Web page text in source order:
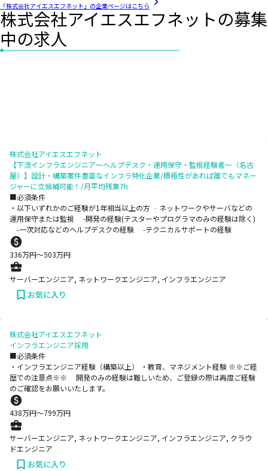
「株式会社アイエスエフネット」の企業ページはこちら
株式会社アイエスエフネットの募集
中の求人
株式会社アイエスエフネット
【下流インフラエンジニア～ヘルプデスク・運用保守・監視経験者～（名古
屋）】設計・構築案件豊富なインフラ特化企業/積極性があれば誰でもマネー
ジャーに立候補可能！/月平均残業7h
■必須条件
・以下いずれかのご経験が1年相当以上の方 ‐ネットワークやサーバなどの
運用保守または監視 -開発の経験(テスターやプログラマのみの経験は除く)
-一次対応などのヘルプデスクの経験 -テクニカルサポートの経験
336万円〜503万円
サーバーエンジニア, ネットワークエンジニア, インフラエンジニア
お気に入り
株式会社アイエスエフネット
インフラエンジニア採用
■必須条件
・インフラエンジニア経験（構築以上） ・教育、マネジメント経験 ※※ご経
歴での注意点※※ 開発のみの経験は難しいため、ご登録の際は再度ご経験
のご確認をお願いいたします。
438万円〜799万円
サーバーエンジニア, ネットワークエンジニア, インフラエンジニア, クラウ
ドエンジニア
お気に入り